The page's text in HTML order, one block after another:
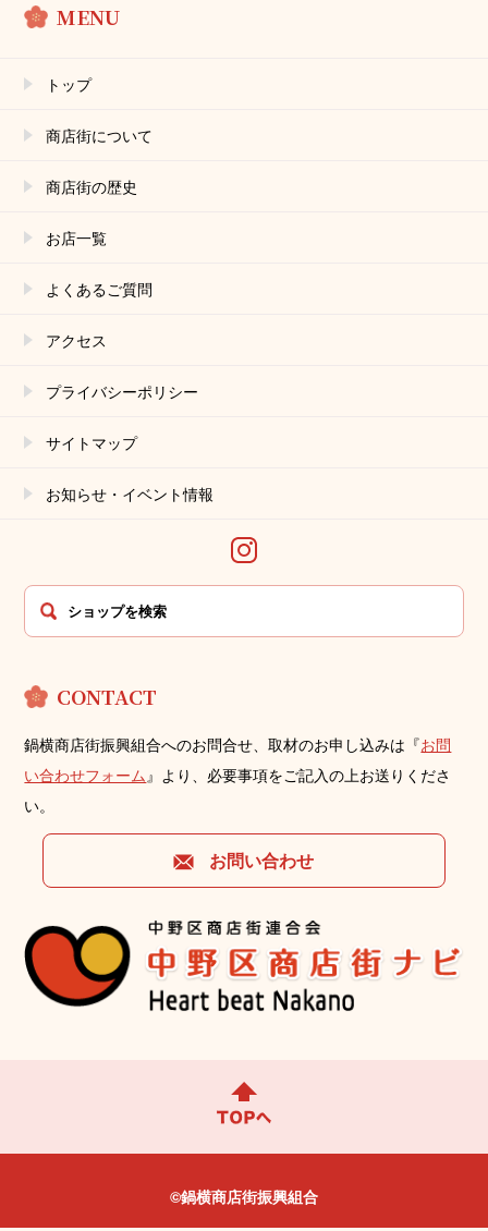
MENU
トップ
商店街について
商店街の歴史
お店⼀覧
よくあるご質問
アクセス
プライバシーポリシー
サイトマップ
お知らせ・イベント情報
CONTACT
鍋横商店街振興組合へのお問合せ、取材のお申し込みは『お問
い合わせフォーム 』より、必要事項をご記⼊の上お送りくださ
い。
お問い合わせ
©鍋横商店街振興組合